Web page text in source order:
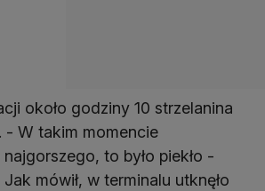
około godziny 10 strzelanina
- W takim momencie
to było piekło -
Jak mówił, w terminalu utknęło